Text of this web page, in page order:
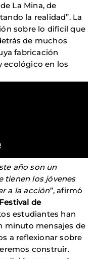
La Mina, de
la realidad”. La
sobre lo difícil que
de muchos
fabricación
ecológico en los
año son un
tienen los jóvenes
a la acción”, afirmó
Festival de
estudiantes han
minuto mensajes de
a reflexionar sobre
construir.